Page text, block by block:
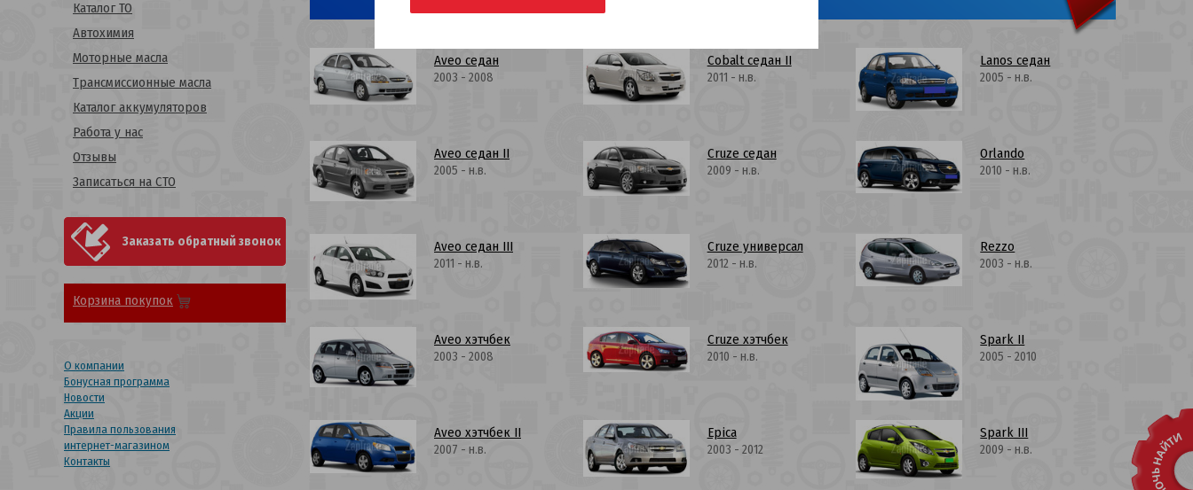
Aveo седан
2003 - 2008
Aveo седан II
2005 - н.в.
Aveo седан III
2011 - н.в.
Aveo хэтчбек
2003 - 2008
Aveo хэтчбек II
2007 - н.в.
Cobalt седан II
2011 - н.в.
Cruze седан
2009 - н.в.
Cruze универсал
2012 - н.в.
Cruze хэтчбек
2010 - н.в.
Epica
2003 - 2012
Lanos седан
2005 - н.в.
Orlando
2010 - н.в.
Rezzo
2003 - н.в.
Spark II
2005 - 2010
Spark III
2009 - н.в.
Каталог ТО
Автохимия
Моторные масла
Трансмиссионные масла
Каталог аккумуляторов
Работа у нас
Отзывы
Записаться на СТО
Заказать обратный звонок
Корзина покупок
О компании
Бонусная программа
Новости
Акции
Правила пользования
интернет-магазином
Контакты